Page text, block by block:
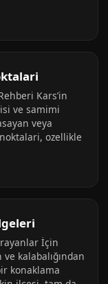
Kars’in
ve samimi
veya
ozellikle
İçin
kalabalığından
konaklama